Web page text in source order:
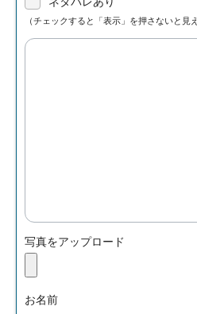
（チェックすると「表示」を押さないと見
写真をアップロード
お名前